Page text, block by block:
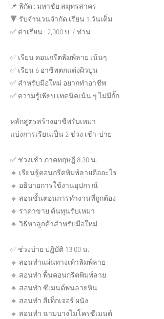
📌 พิกัด : มหาชัย สมุทรสาคร
🔻 รับจำนวนจำกัด เรียน 1 วันเต็ม
✅ ค่าเรียน : 2,000 บ. / ท่าน
.
✅ เรียน คอนกรีตพิมพ์ลาย เน้นๆ
✅ เรียน 6 อาชีพตกแต่งผิวปูน
✅ สำหรับมือใหม่ อยากทำอาชีพ
✅ ความรู้เพียบ เทคนิคเน้น ๆ ไม่มีกั๊ก
.
หลักสูตรสร้างอาชีพรับเหมา
แบ่งการเรียนเป็น 2 ช่วง เช้า-บ่าย
.
✅ ช่วงเช้า ภาคทฤษฎี 8.30 น.
🔸 เรียนรู้คอนกรีตพิมพ์ลายคืออะไร
🔸 อธิบายการใช้งานอุปกรณ์
🔸 สอนขั้นตอนการทำงานที่ถูกต้อง
🔸 ราคาขาย ต้นทุนรับเหมา
🔸 วิธีหาลูกค้าสำหรับมือใหม่
.
✅ ช่วงบ่าย ปฏิบัติ 13.00 น.
🔸 สอนทำแผ่นทางเท้าพิมพ์ลาย
🔸 สอนทำ พื้นคอนกรีตพิมพ์ลาย
🔸 สอนทำ ซีเมนต์พ่นลายหิน
🔸 สอนทำ สีเท็กเจอร์ ผนัง
🔸 สอนทำ ฉาบบางไมโครซีเมนต์